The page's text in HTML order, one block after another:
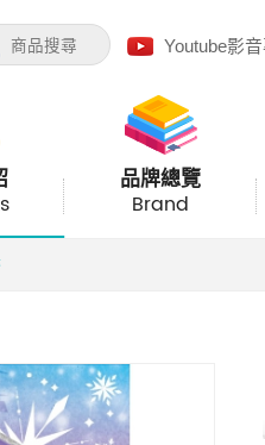
Youtube影
品牌總覽
Brand